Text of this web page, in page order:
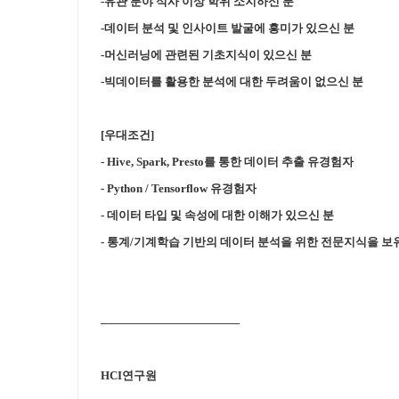
-데이터 분석 및 인사이트 발굴에 흥미가 있으신 분
-머신러닝에 관련된 기초지식이 있으신 분
-빅데이터를 활용한 분석에 대한 두려움이 없으신 분
[우대조건]
- Hive, Spark, Presto를 통한 데이터 추출 유경험자
- Python / Tensorflow 유경험자
- 데이터 타입 및 속성에 대한 이해가 있으신 분
- 통계/기계학습 기반의 데이터 분석을 위한 전문지식을 보
————————————
HCI연구원